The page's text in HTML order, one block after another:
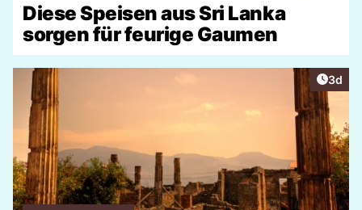
Diese Speisen aus Sri Lanka
sorgen für feurige Gaumen
3d